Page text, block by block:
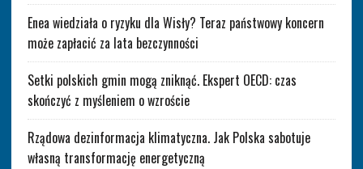
Enea wiedziała o ryzyku dla Wisły? Teraz państwowy koncern
może zapłacić za lata bezczynności
Setki polskich gmin mogą zniknąć. Ekspert OECD: czas
skończyć z myśleniem o wzroście
Rządowa dezinformacja klimatyczna. Jak Polska sabotuje
własną transformację energetyczną